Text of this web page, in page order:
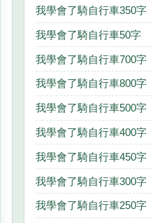
我學會了騎自行車350字
我學會了騎自行車50字
我學會了騎自行車700字
我學會了騎自行車800字
我學會了騎自行車500字
我學會了騎自行車400字
我學會了騎自行車450字
我學會了騎自行車300字
我學會了騎自行車250字